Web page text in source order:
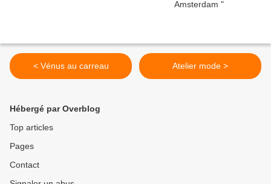
< Vénus au carreau Atelier mode >
Hébergé par Overblog
Top articles
Pages
Contact